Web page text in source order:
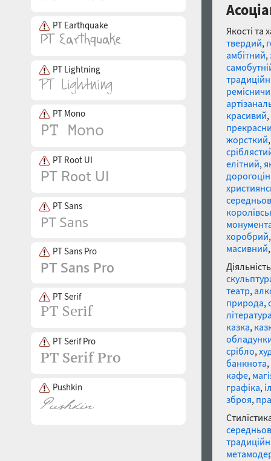
PT Earthquake
PT Lightning
PT Mono
PT Root UI
PT Sans
PT Sans Pro
PT Serif
PT Serif Pro
Pushkin
Якості та
твердий,
амбітний,
красивий,
жорсткий
елітний,
хоробрий
масивний
театр,
природа,
казка,
срібло,
банкнота,
кафе,
графіка,
зброя,